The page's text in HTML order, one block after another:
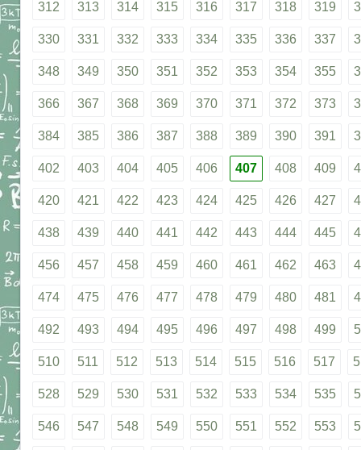
312 313 314 315 316 317 318 319
330 331 332 333 334 335 336 337
348 349 350 351 352 353 354 355
366 367 368 369 370 371 372 373
384 385 386 387 388 389 390 391
402 403 404 405 406 407 408 409
420 421 422 423 424 425 426 427
438 439 440 441 442 443 444 445
456 457 458 459 460 461 462 463
474 475 476 477 478 479 480 481
492 493 494 495 496 497 498 499
510 511 512 513 514 515 516 517
528 529 530 531 532 533 534 535
546 547 548 549 550 551 552 553